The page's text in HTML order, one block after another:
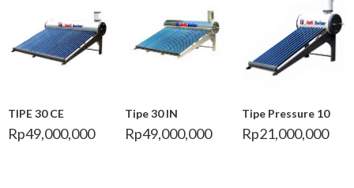
TIPE 30 CE
Rp49,000,000
Tipe 30 IN
Rp49,000,000
Tipe Pressure 10
Rp21,000,000